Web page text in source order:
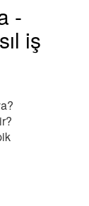
-
iş